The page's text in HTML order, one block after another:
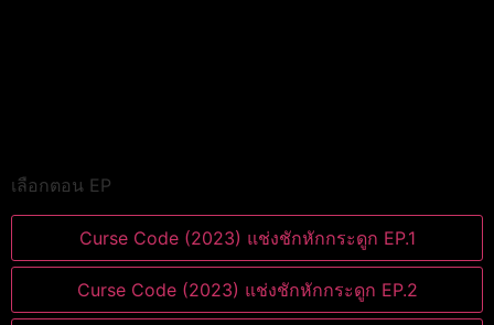
เลือกตอน EP
Curse Code (2023) แช่งชักหักกระดูก EP.1
Curse Code (2023) แช่งชักหักกระดูก EP.2